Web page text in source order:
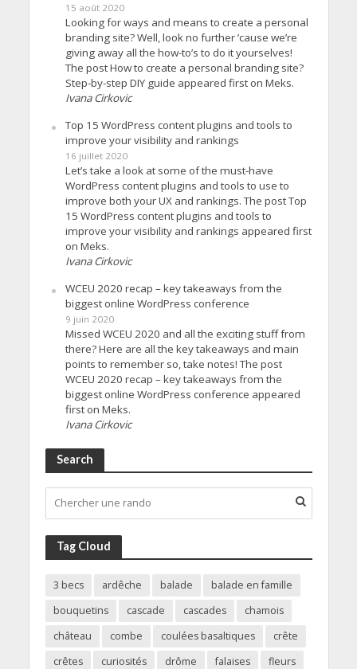
15 août 2020
Looking for ways and means to create a personal
branding site? Well, look no further ’cause we’re
giving away all the how-to’s to do it yourselves!
The post How to create a personal branding site?
Step-by-step DIY guide appeared first on Meks.
Ivana Cirkovic
Top 15 WordPress content plugins and tools to
improve your visibility and rankings
16 juillet 2020
Let’s take a look at some of the must-have
WordPress content plugins and tools to use to
improve both your UX and rankings. The post Top
15 WordPress content plugins and tools to
improve your visibility and rankings appeared first
on Meks.
Ivana Cirkovic
WCEU 2020 recap – key takeaways from the
biggest online WordPress conference
9 juin 2020
Missed WCEU 2020 and all the exciting stuff from
there? Here are all the key takeaways and main
points to remember so, take notes! The post
WCEU 2020 recap – key takeaways from the
biggest online WordPress conference appeared
first on Meks.
Ivana Cirkovic
Search
Tag Cloud
3 becs ardêche balade
balade en famille
bouquetins
cascade cascades
chamois
château
combe coulées basaltiques
crête
crêtes
curiosités drôme falaises
fleurs